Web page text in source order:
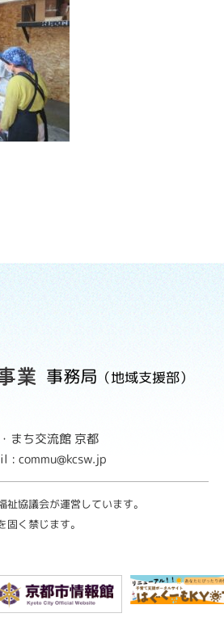
事務局 （地域支援部）
まち交流館 京都
: commu@kcsw.jp
協議会が運営しています。
く禁じます。